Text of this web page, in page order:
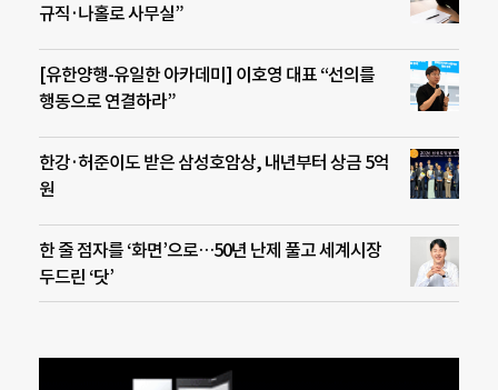
규직·나홀로 사무실”
[유한양행-유일한 아카데미] 이호영 대표 “선의를
행동으로 연결하라”
한강·허준이도 받은 삼성호암상, 내년부터 상금 5억
원
한 줄 점자를 ‘화면’으로…50년 난제 풀고 세계시장
두드린 ‘닷’